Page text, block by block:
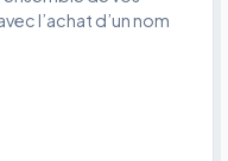
l’achat d’un nom